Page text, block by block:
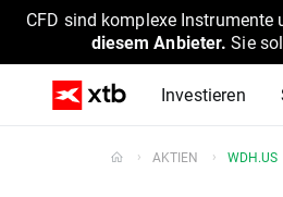
CFD sind komplexe Instrumente
diesem Anbieter. Sie
Investieren
AKTIEN WDH.US